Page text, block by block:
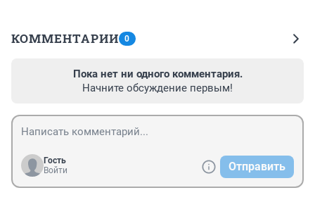
КОММЕНТАРИИ 0
Пока нет ни одного комментария.
Начните обсуждение первым!
Гость
Войти
Отправить